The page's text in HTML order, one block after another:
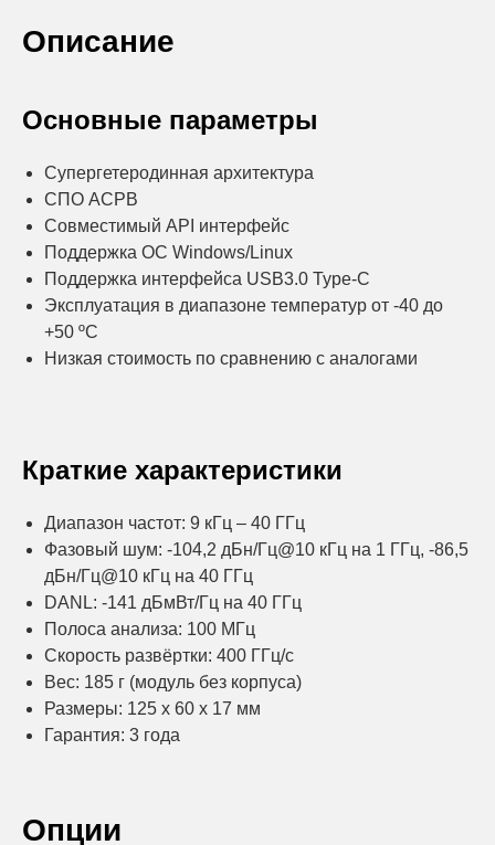
Описание
Основные параметры
Супергетеродинная архитектура
СПО АСРВ
Совместимый API интерфейс
Поддержка ОС Windows/Linux
Поддержка интерфейса USB3.0 Type-C
Эксплуатация в диапазоне температур от -40 до
+50 ºC
Низкая стоимость по сравнению с аналогами
Краткие характеристики
Диапазон частот: 9 кГц – 40 ГГц
Фазовый шум: -104,2 дБн/Гц@10 кГц на 1 ГГц, -86,5
дБн/Гц@10 кГц на 40 ГГц
DANL: -141 дБмВт/Гц на 40 ГГц
Полоса анализа: 100 МГц
Скорость развёртки: 400 ГГц/с
Вес: 185 г (модуль без корпуса)
Размеры: 125 х 60 х 17 мм
Гарантия: 3 года
Опции